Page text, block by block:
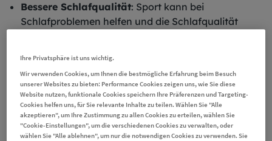
Bessere Schlafqualität: Sport kann bei
Schlafproblemen helfen und die Schlafqualität
Soziale Interaktion:
sozialer Isolation entgegenwirken und das
Gemeinschaftsgefühl stärken.2
Ihre Privatsphäre ist uns wichtig.
Wir verwenden Cookies, um Ihnen die bestmögliche Erfahrung beim Besuch
unserer Websites zu bieten: Performance Cookies zeigen uns, wie Sie diese
Website nutzen, funktionale Cookies speichern Ihre Präferenzen und Targeting-
Cookies helfen uns, für Sie relevante Inhalte zu teilen. Wählen Sie "Alle
akzeptieren", um Ihre Zustimmung zu allen Cookies zu erteilen, wählen Sie
"Cookie-Einstellungen", um die verschiedenen Cookies zu verwalten, oder
wählen Sie "Alle ablehnen", um nur die notwendigen Cookies zu verwenden. Sie